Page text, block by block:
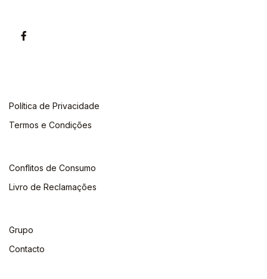
Política de Privacidade
Termos e Condições
Conflitos de Consumo
Livro de Reclamações
Grupo
Contacto